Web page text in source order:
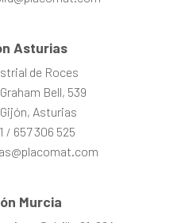
Asturias
de Roces
Bell, 539
Asturias
/ 657 306 525
Murcia